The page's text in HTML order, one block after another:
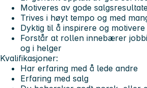
Motiveres av gode
Trives i høyt tempo og med
Dyktig til å inspirere og
Forstår at rollen innebærer
og i helger
Kvalifikasjoner:
Har erfaring med å lede andre
Erfaring med salg